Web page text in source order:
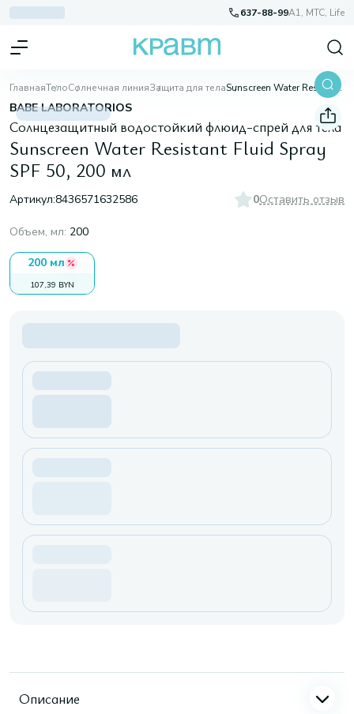
637-88-99A1, МТС, Life
ГлавнаяТелоСолнечная линияЗащита для тела Sunscreen Water Resistant Fluid Spray SPF 50, 200 мл
BABE LABORATORIOS
Cолнцезащитный водостойкий флюид-спрей для тела
Sunscreen Water Resistant Fluid Spray
SPF 50, 200 мл
Артикул:8436571632586 0Оставить отзыв
Объем, мл: 200
200 мл
107,39 BYN
Описание